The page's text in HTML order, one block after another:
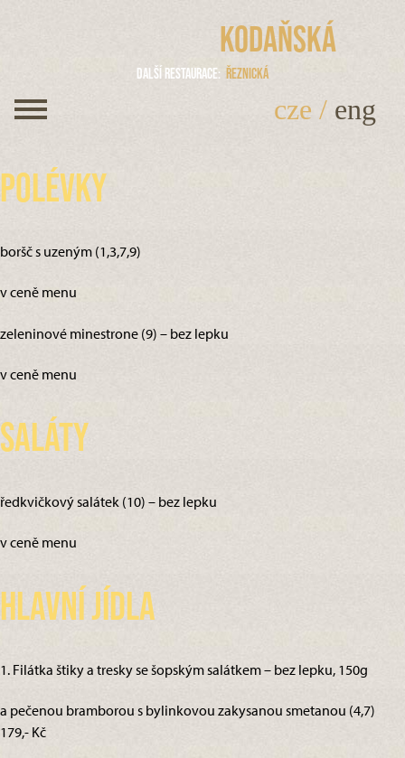
Kodaňská
Další restaurace Řeznická
cze / eng
Polévky
boršč s uzeným (1,3,7,9)
v ceně menu
zeleninové minestrone (9) – bez lepku
v ceně menu
Saláty
ředkvičkový salátek (10) – bez lepku
v ceně menu
Hlavní jídla
1. Filátka štiky a tresky se šopským salátkem – bez lepku, 150g
a pečenou bramborou s bylinkovou zakysanou smetanou (4,7)
179,- Kč